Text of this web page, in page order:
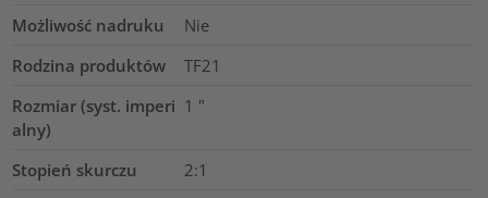
Możliwość nadruku
Nie
Rodzina produktów
TF21
Rozmiar (syst. imperi
alny)
1 "
Stopień skurczu
2:1